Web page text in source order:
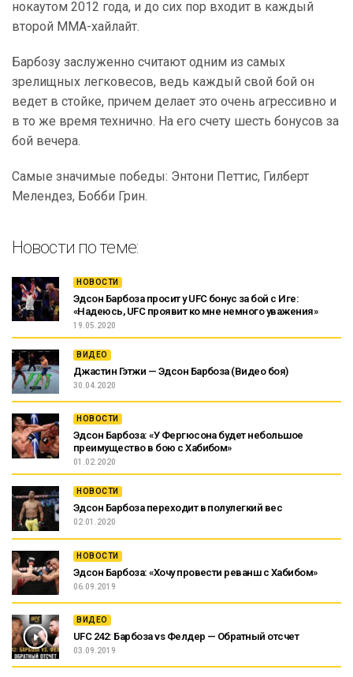
нокаутом 2012 года, и до сих пор входит в каждый
второй ММА-хайлайт.
Барбозу заслуженно считают одним из самых
зрелищных легковесов, ведь каждый свой бой он
ведет в стойке, причем делает это очень агрессивно и
в то же время технично. На его счету шесть бонусов за
бой вечера.
Самые значимые победы: Энтони Петтис, Гилберт
Мелендез, Бобби Грин.
Новости по теме:
НОВОСТИ
Эдсон Барбоза просит у UFC бонус за бой с Иге:
«Надеюсь, UFC проявит ко мне немного уважения»
19.05.2020
ВИДЕО
Джастин Гэтжи — Эдсон Барбоза (Видео боя)
30.04.2020
НОВОСТИ
Эдсон Барбоза: «У Фергюсона будет небольшое
преимущество в бою с Хабибом»
01.02.2020
НОВОСТИ
Эдсон Барбоза переходит в полулегкий вес
02.01.2020
НОВОСТИ
Эдсон Барбоза: «Хочу провести реванш с Хабибом»
06.09.2019
ВИДЕО
UFC 242: Барбоза vs Фелдер — Обратный отсчет
03.09.2019